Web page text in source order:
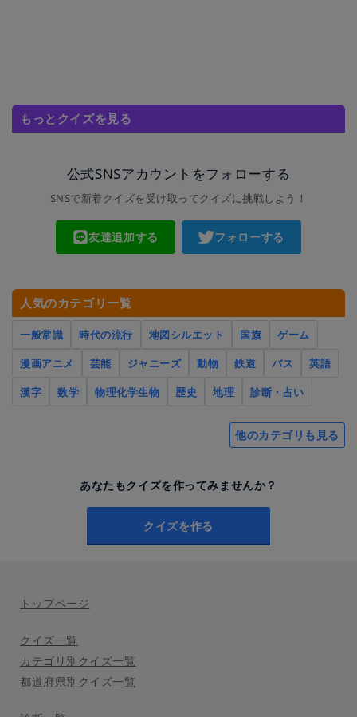
もっとクイズを見る
公式SNSアカウントをフォローする
SNSで新着クイズを受け取ってクイズに挑戦しよう！
友達追加する フォローする
人気のカテゴリ一覧
一般常識 時代の流行 地図シルエット 国旗
ゲーム
漫画アニメ
芸能 ジャニーズ 動物 鉄道 バス
英語
漢字
数学 物理化学生物 歴史 地理 診断・占い
他のカテゴリも見る
あなたもクイズを作ってみませんか？
クイズを作る
トップページ
クイズ一覧
カテゴリ別クイズ一覧
都道府県別クイズ一覧